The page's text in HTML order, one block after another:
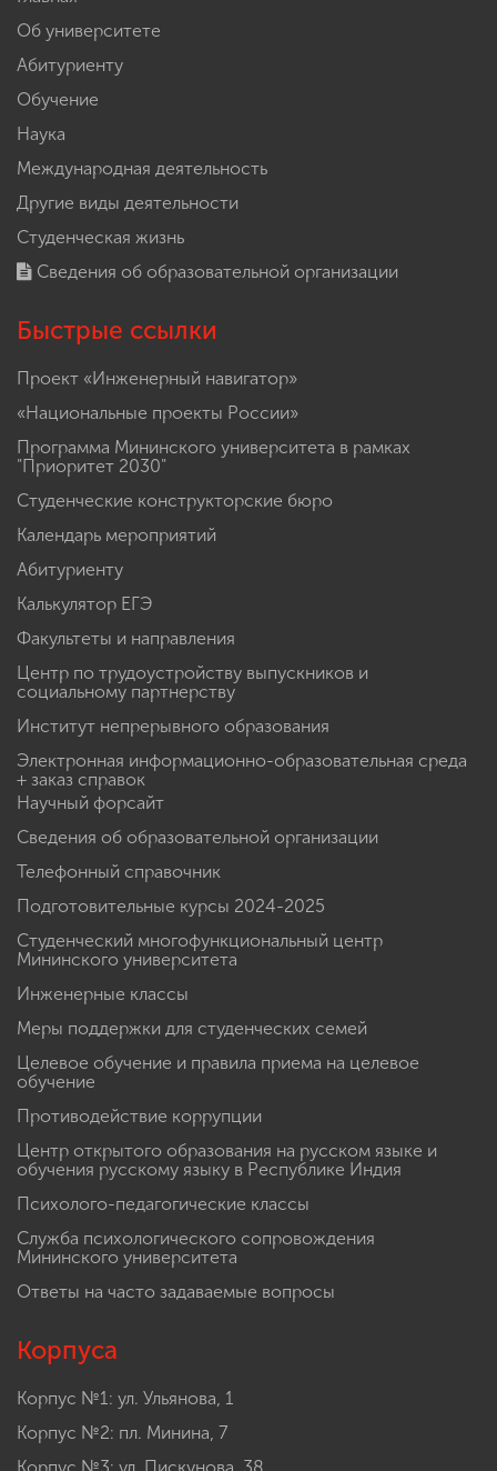
Об университете
Абитуриенту
Обучение
Наука
Международная деятельность
Другие виды деятельности
Студенческая жизнь
Сведения об образовательной организации
Быстрые ссылки
Проект «Инженерный навигатор»
«Национальные проекты России»
Программа Мининского университета в рамках
"Приоритет 2030"
Студенческие конструкторские бюро
Календарь мероприятий
Абитуриенту
Калькулятор ЕГЭ
Факультеты и направления
Центр по трудоустройству выпускников и
социальному партнерству
Институт непрерывного образования
Электронная информационно-образовательная среда
+ заказ справок
Научный форсайт
Сведения об образовательной организации
Телефонный справочник
Подготовительные курсы 2024-2025
Студенческий многофункциональный центр
Мининского университета
Инженерные классы
Меры поддержки для студенческих семей
Целевое обучение и правила приема на целевое
обучение
Противодействие коррупции
Центр открытого образования на русском языке и
обучения русскому языку в Республике Индия
Психолого-педагогические классы
Служба психологического сопровождения
Мининского университета
Ответы на часто задаваемые вопросы
Корпуса
Корпус №1: ул. Ульянова, 1
Корпус №2: пл. Минина, 7
Корпус №3: ул. Пискунова, 38